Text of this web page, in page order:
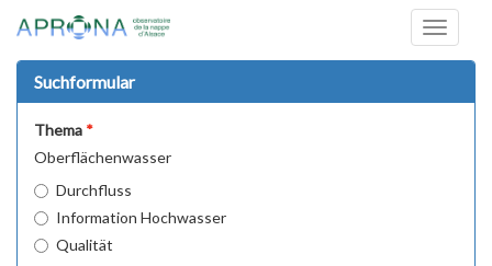
Toggle
Suchformular
Thema
Oberflächenwasser
Durchfluss
Information Hochwasser
Qualität